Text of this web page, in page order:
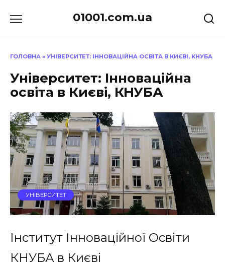
до
01001.com.ua
ГОЛОВНА » УНІВЕРСИТЕТ: ІННОВАЦІЙНА ОСВІТА В КИЄВІ, КНУБА
Університет: Інноваційна
освіта в Києві, КНУБА
УНІВЕРСИТЕТ
Інститут Інноваційної Освіти
КНУБА в Києві